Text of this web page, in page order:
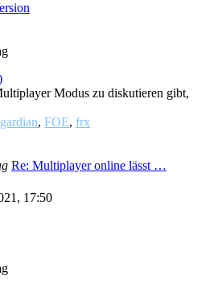
Modus zu diskutieren gibt,
, FOE, frx
Re: Multiplayer online lässt …
17:50